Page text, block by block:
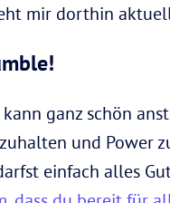
mir dorthin
ganz schön
und Power
einfach alles